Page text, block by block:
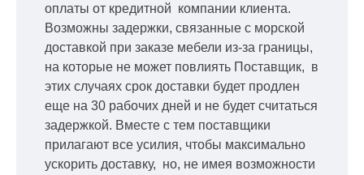
оплаты от кредитной компании клиента.
Возможны задержки, связанные с морской
доставкой при заказе мебели из-за границы,
на которые не может повлиять Поставщик, в
этих случаях срок доставки будет продлен
еще на 30 рабочих дней и не будет считаться
задержкой. Вместе с тем поставщики
прилагают все усилия, чтобы максимально
ускорить доставку, но, не имея возможности